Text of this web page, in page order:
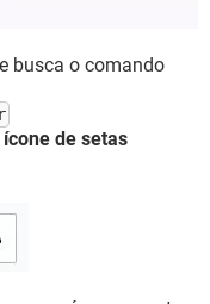
busca o comando
ícone de setas